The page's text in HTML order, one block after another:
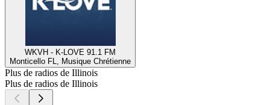
WKVH - K-LOVE 91.1 FM
Monticello FL, Musique Chrétienne
Plus de radios de Illinois
Plus de radios de Illinois